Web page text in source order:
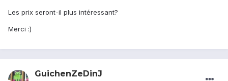
Les prix seront-il plus intéressant?
Merci :)
GuichenZeDinJ